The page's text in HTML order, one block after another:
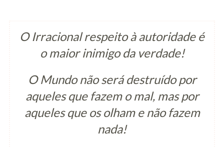
O Irracional respeito à autoridade é
o maior inimigo da verdade!
O Mundo não será destruído por
aqueles que fazem o mal, mas por
aqueles que os olham e não fazem
nada!